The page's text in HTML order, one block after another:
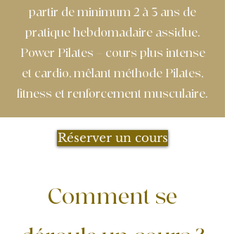
partir de minimum 2 à 3 ans de
pratique hebdomadaire assidue.
Power Pilates = cours plus intense
et cardio, mêlant méthode Pilates,
fitness et renforcement musculaire.
Réserver un cours
Comment se